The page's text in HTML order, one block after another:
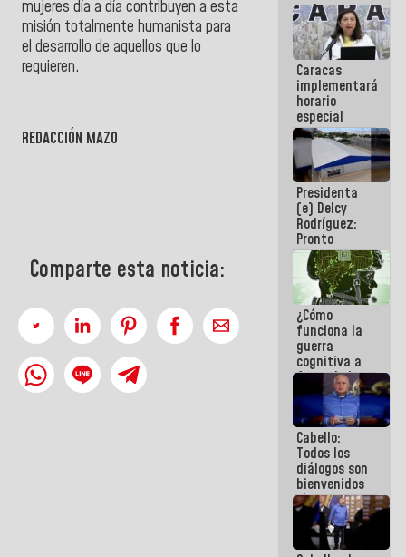
mujeres día a día contribuyen a esta
misión totalmente humanista para
el desarrollo de aquellos que lo
requieren.
REDACCIÓN MAZO
Comparte esta noticia:
cada vez
que escribes
porque lo
que haces
es
embarrarla
Caracas
implementará
horario
especial
para
adaptarse
al plan de
ahorro
energético
Presidenta
(e) Delcy
Rodríguez:
Pronto
restableceremos
las
operaciones
en el
Aeropuerto
Internacional
de
Maiquetía
¿Cómo
funciona la
guerra
cognitiva a
favor de la
narrativa
hegemónica?
(1)
Cabello:
Todos los
diálogos son
bienvenidos
siempre que
estén en el
marco de la
Constitución